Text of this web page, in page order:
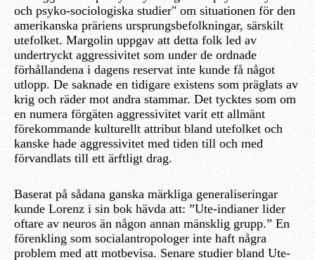
och psyko-sociologiska studier" om situationen för den
amerikanska präriens ursprungsbefolkningar, särskilt
utefolket. Margolin uppgav att detta folk led av
undertryckt aggressivitet som under de ordnade
förhållandena i dagens reservat inte kunde få något
utlopp. De saknade en tidigare existens som präglats av
krig och räder mot andra stammar. Det tycktes som om
en numera förgäten aggressivitet varit ett allmänt
förekommande kulturellt attribut bland utefolket och
kanske hade aggressivitet med tiden till och med
förvandlats till ett ärftligt drag.
Baserat på sådana ganska märkliga generaliseringar
kunde Lorenz i sin bok hävda att: ”Ute-indianer lider
oftare av neuros än någon annan mänsklig grupp.” En
förenkling som socialantropologer inte haft några
problem med att motbevisa. Senare studier bland Ute-